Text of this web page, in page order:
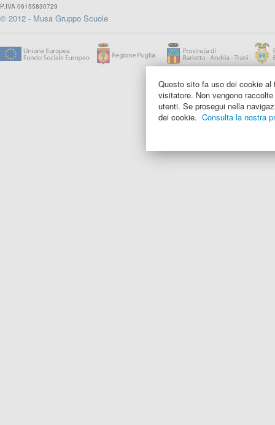
P.IVA 06155830729
© 2012 - Musa Gruppo Scuole
Questo sito fa uso dei cookie al
visitatore. Non vengono
utenti. Se prosegui nella
dei cookie. Consulta la nostra